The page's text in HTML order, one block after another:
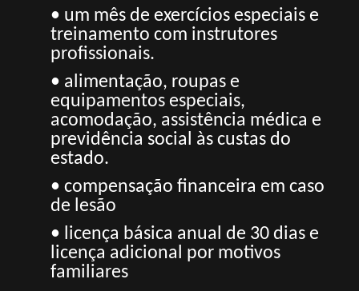
• um mês de exercícios especiais e
treinamento com instrutores
profissionais.
• alimentação, roupas e
equipamentos especiais,
acomodação, assistência médica e
previdência social às custas do
estado.
• compensação financeira em caso
de lesão
• licença básica anual de 30 dias e
licença adicional por motivos
familiares